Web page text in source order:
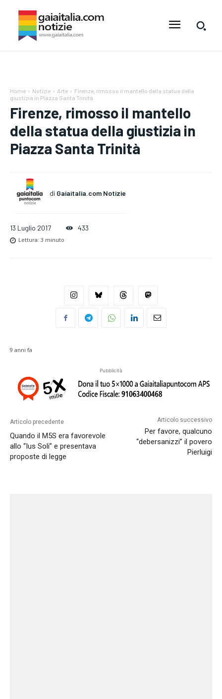
Home Notizie Arte
Firenze, rimosso il mantello della statua della
giustizia in Piazza Santa Trinità
Firenze, rimosso il mantello
della statua della giustizia in
Piazza Santa Trinità
di Gaiaitalia.com Notizie
13 Luglio 2017 433
Lettura: 3 minuto
9 anni fa
Pubblicità
Articolo precedente
Quando il M5S era favorevole
allo “Ius Soli” e presentava
proposte di legge
Articolo successivo
Per favore, qualcuno
“debersanizzi” il povero
Pierluigi